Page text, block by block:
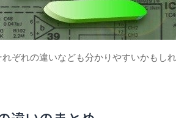
ぞれの違いなども分かりやすいかもしれ